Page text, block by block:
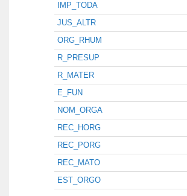
IMP_TODA
JUS_ALTR
ORG_RHUM
R_PRESUP
R_MATER
E_FUN
NOM_ORGA
REC_HORG
REC_PORG
REC_MATO
EST_ORGO